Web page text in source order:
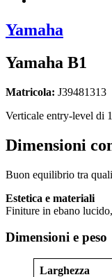
Yamaha
Yamaha B1
Matricola: J39481313
Verticale entry-level di
Dimensioni
Buon equilibrio tra
Estetica e materiali
Finiture in ebano
Dimensioni e peso
Larghezza